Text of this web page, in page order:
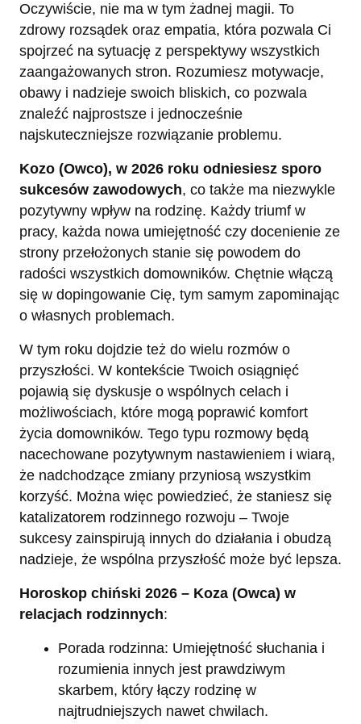
Oczywiście, nie ma w tym żadnej magii. To
zdrowy rozsądek oraz empatia, która pozwala Ci
spojrzeć na sytuację z perspektywy wszystkich
zaangażowanych stron. Rozumiesz motywacje,
obawy i nadzieje swoich bliskich, co pozwala
znaleźć najprostsze i jednocześnie
najskuteczniejsze rozwiązanie problemu.
Kozo (Owco), w 2026 roku odniesiesz sporo
sukcesów zawodowych, co także ma niezwykle
pozytywny wpływ na rodzinę. Każdy triumf w
pracy, każda nowa umiejętność czy docenienie ze
strony przełożonych stanie się powodem do
radości wszystkich domowników. Chętnie włączą
się w dopingowanie Cię, tym samym zapominając
o własnych problemach.
W tym roku dojdzie też do wielu rozmów o
przyszłości. W kontekście Twoich osiągnięć
pojawią się dyskusje o wspólnych celach i
możliwościach, które mogą poprawić komfort
życia domowników. Tego typu rozmowy będą
nacechowane pozytywnym nastawieniem i wiarą,
że nadchodzące zmiany przyniosą wszystkim
korzyść. Można więc powiedzieć, że staniesz się
katalizatorem rodzinnego rozwoju – Twoje
sukcesy zainspirują innych do działania i obudzą
nadzieje, że wspólna przyszłość może być lepsza.
Horoskop chiński 2026 – Koza (Owca) w
relacjach rodzinnych:
Porada rodzinna: Umiejętność słuchania i
rozumienia innych jest prawdziwym
skarbem, który łączy rodzinę w
najtrudniejszych nawet chwilach.